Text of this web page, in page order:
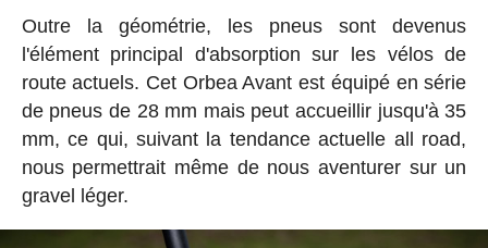
Outre la géométrie, les pneus sont devenus
l'élément principal d'absorption sur les vélos de
route actuels. Cet Orbea Avant est équipé en série
de pneus de 28 mm mais peut accueillir jusqu'à 35
mm, ce qui, suivant la tendance actuelle all road,
nous permettrait même de nous aventurer sur un
gravel léger.